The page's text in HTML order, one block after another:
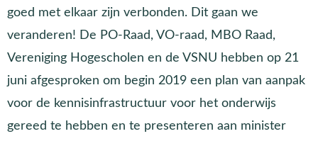
goed met elkaar zijn verbonden. Dit gaan we
veranderen! De PO-Raad, VO-raad, MBO Raad,
Vereniging Hogescholen en de VSNU hebben op 21
juni afgesproken om begin 2019 een plan van aanpak
voor de kennisinfrastructuur voor het onderwijs
gereed te hebben en te presenteren aan minister